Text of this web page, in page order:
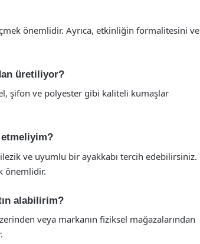
önemlidir. Ayrıca, etkinliğin formalitesini ve
üretiliyor?
şifon ve polyester gibi kaliteli kumaşlar
ve uyumlu bir ayakkabı tercih edebilirsiniz.
önemlidir.
alabilirim?
veya markanın fiziksel mağazalarından